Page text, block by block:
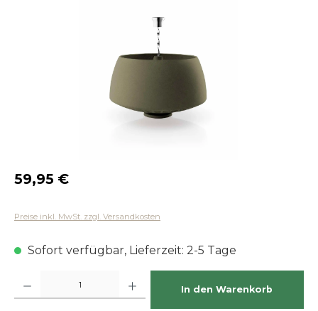
Regulärer Preis:
59,95 €
Preise inkl. MwSt. zzgl. Versandkosten
Sofort verfügbar, Lieferzeit: 2-5 Tage
In den Warenkorb